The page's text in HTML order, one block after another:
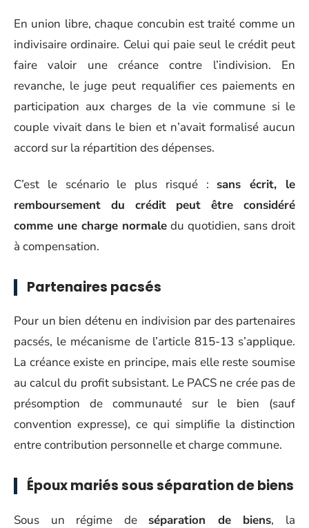
En union libre, chaque concubin est traité comme un
indivisaire ordinaire. Celui qui paie seul le crédit peut
faire valoir une créance contre l’indivision. En
revanche, le juge peut requalifier ces paiements en
participation aux charges de la vie commune si le
couple vivait dans le bien et n’avait formalisé aucun
accord sur la répartition des dépenses.
C’est le scénario le plus risqué : sans écrit, le
remboursement du crédit peut être considéré
comme une charge normale du quotidien, sans droit
à compensation.
Partenaires pacsés
Pour un bien détenu en indivision par des partenaires
pacsés, le mécanisme de l’article 815-13 s’applique.
La créance existe en principe, mais elle reste soumise
au calcul du profit subsistant. Le PACS ne crée pas de
présomption de communauté sur le bien (sauf
convention expresse), ce qui simplifie la distinction
entre contribution personnelle et charge commune.
Époux mariés sous séparation de biens
Sous un régime de séparation de biens, la